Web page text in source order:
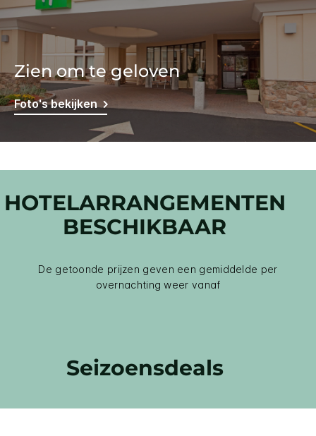
Zien om te geloven
Foto's bekijken
HOTELARRANGEMENTEN
BESCHIKBAAR
De getoonde prijzen geven een gemiddelde per
overnachting weer vanaf
Seizoensdeals